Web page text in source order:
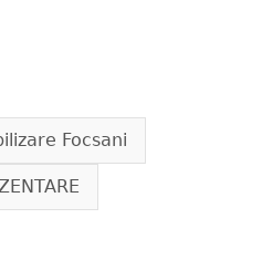
content
Focsani